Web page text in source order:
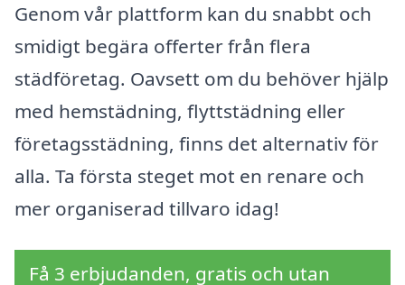
Genom vår plattform kan du snabbt och
smidigt begära offerter från flera
städföretag. Oavsett om du behöver hjälp
med hemstädning, flyttstädning eller
företagsstädning, finns det alternativ för
alla. Ta första steget mot en renare och
mer organiserad tillvaro idag!
Få 3 erbjudanden, gratis och utan